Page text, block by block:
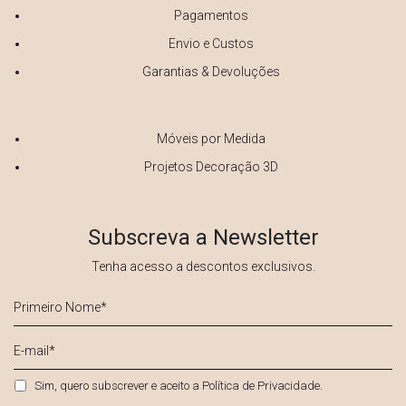
Pagamentos
Envio e Custos
Garantias & Devoluções
Móveis por Medida
Projetos Decoração 3D
Subscreva a Newsletter
Tenha acesso a descontos exclusivos.
Nome
*
mail
Privacidade *
Sim, quero subscrever e aceito a Política de Privacidade